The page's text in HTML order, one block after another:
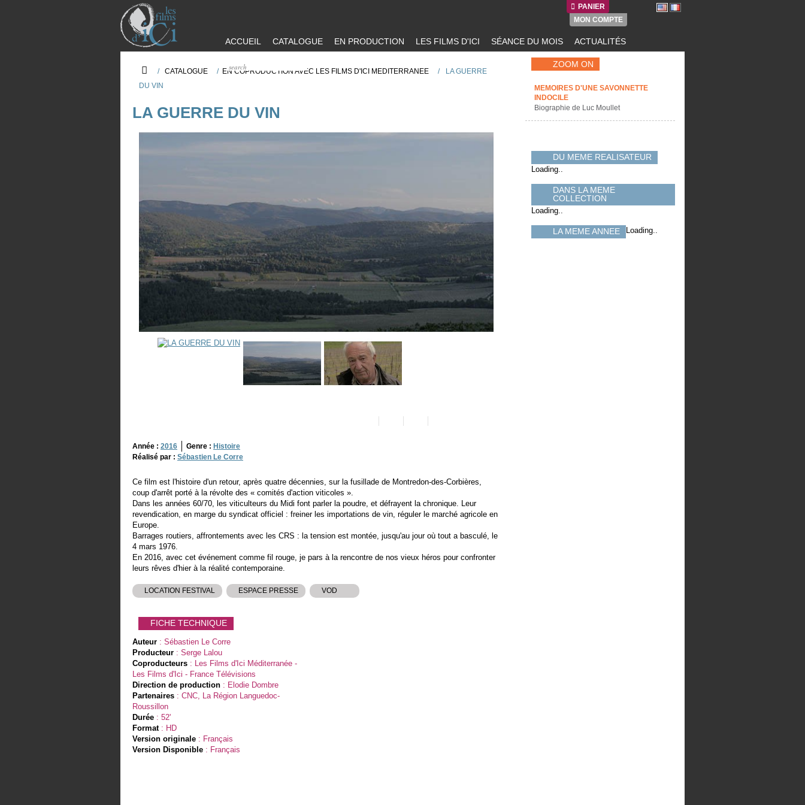
PANIER
MON COMPTE
ACCUEIL CATALOGUE EN PRODUCTION LES FILMS D'ICI SÉANCE DU MOIS ACTUALITÉS
/ CATALOGUE / EN COPRODUCTION AVEC LES FILMS D'ICI MEDITERRANEE /
LA GUERRE
DU VIN
LA GUERRE DU VIN
Année : 2016 Genre : Histoire
Réalisé par : Sébastien Le Corre
Ce film est l'histoire d'un retour, après quatre décennies, sur la fusillade de Montredon-des-Corbières,
coup d'arrêt porté à la révolte des « comités d'action viticoles ».
Dans les années 60/70, les viticulteurs du Midi font parler la poudre, et défrayent la chronique. Leur
revendication, en marge du syndicat officiel : freiner les importations de vin, réguler le marché agricole en
Europe.
Barrages routiers, affrontements avec les CRS : la tension est montée, jusqu'au jour où tout a basculé, le
4 mars 1976.
En 2016, avec cet événement comme fil rouge, je pars à la rencontre de nos vieux héros pour confronter
leurs rêves d'hier à la réalité contemporaine.
LOCATION FESTIVAL ESPACE PRESSE VOD
FICHE TECHNIQUE
Auteur : Sébastien Le Corre
Producteur : Serge Lalou
Coproducteurs : Les Films d'Ici Méditerranée -
Les Films d'Ici - France Télévisions
Direction de production : Elodie Dombre
Partenaires : CNC, La Région Languedoc-
Roussillon
Durée : 52'
Format: HD
Version originale : Français
Version Disponible : Français
ZOOM ON
MEMOIRES D'UNE SAVONNETTE
INDOCILE
Biographie de Luc Moullet
DU MEME REALISATEUR
Loading..
DANS LA MEME
COLLECTION
Loading..
LA MEME ANNEE Loading..